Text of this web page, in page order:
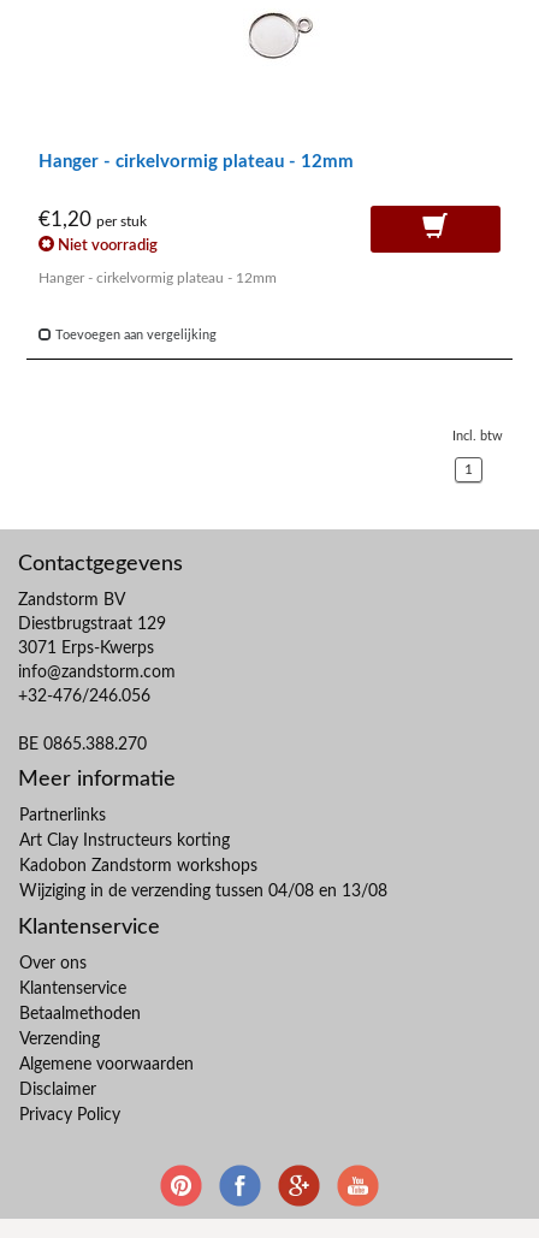
Hanger - cirkelvormig plateau - 12mm
€1,20 per stuk
Niet voorradig
Hanger - cirkelvormig plateau - 12mm
Toevoegen aan vergelijking
Incl. btw
1
Contactgegevens
Zandstorm BV
Diestbrugstraat 129
3071 Erps-Kwerps
info@zandstorm.com
+32-476/246.056
BE 0865.388.270
Meer informatie
Partnerlinks
Art Clay Instructeurs korting
Kadobon Zandstorm workshops
Wijziging in de verzending tussen 04/08 en 13/08
Klantenservice
Over ons
Klantenservice
Betaalmethoden
Verzending
Algemene voorwaarden
Disclaimer
Privacy Policy